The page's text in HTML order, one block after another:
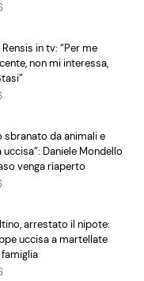
in tv: “Per me
non mi interessa,
sbranato da animali e
Daniele Mondello
venga riaperto
arrestato il nipote:
uccisa a martellate